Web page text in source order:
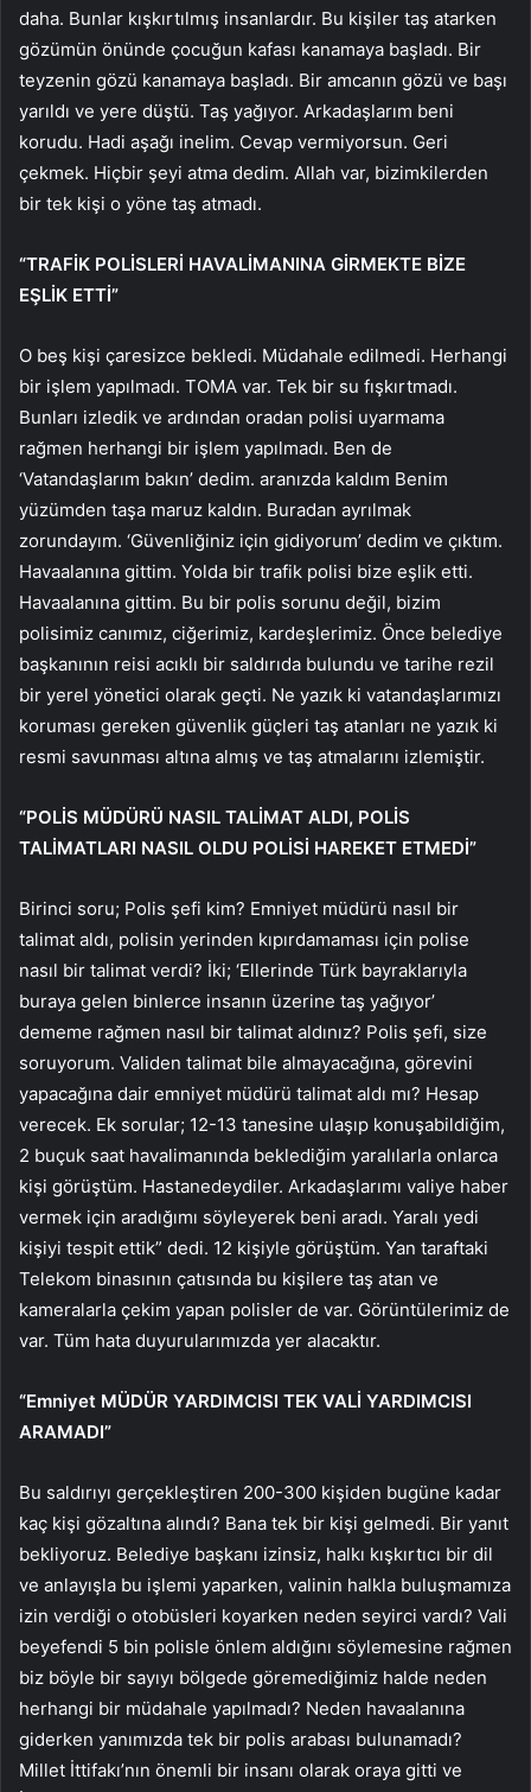
daha. Bunlar kışkırtılmış insanlardır. Bu kişiler taş atarken
gözümün önünde çocuğun kafası kanamaya başladı. Bir
teyzenin gözü kanamaya başladı. Bir amcanın gözü ve başı
yarıldı ve yere düştü. Taş yağıyor. Arkadaşlarım beni
korudu. Hadi aşağı inelim. Cevap vermiyorsun. Geri
çekmek. Hiçbir şeyi atma dedim. Allah var, bizimkilerden
bir tek kişi o yöne taş atmadı.
“TRAFİK POLİSLERİ HAVALİMANINA GİRMEKTE BİZE
EŞLİK ETTİ”
O beş kişi çaresizce bekledi. Müdahale edilmedi. Herhangi
bir işlem yapılmadı. TOMA var. Tek bir su fışkırtmadı.
Bunları izledik ve ardından oradan polisi uyarmama
rağmen herhangi bir işlem yapılmadı. Ben de
‘Vatandaşlarım bakın’ dedim. aranızda kaldım Benim
yüzümden taşa maruz kaldın. Buradan ayrılmak
zorundayım. ‘Güvenliğiniz için gidiyorum’ dedim ve çıktım.
Havaalanına gittim. Yolda bir trafik polisi bize eşlik etti.
Havaalanına gittim. Bu bir polis sorunu değil, bizim
polisimiz canımız, ciğerimiz, kardeşlerimiz. Önce belediye
başkanının reisi acıklı bir saldırıda bulundu ve tarihe rezil
bir yerel yönetici olarak geçti. Ne yazık ki vatandaşlarımızı
koruması gereken güvenlik güçleri taş atanları ne yazık ki
resmi savunması altına almış ve taş atmalarını izlemiştir.
“POLİS MÜDÜRÜ NASIL TALİMAT ALDI, POLİS
TALİMATLARI NASIL OLDU POLİSİ HAREKET ETMEDİ”
Birinci soru; Polis şefi kim? Emniyet müdürü nasıl bir
talimat aldı, polisin yerinden kıpırdamaması için polise
nasıl bir talimat verdi? İki; ‘Ellerinde Türk bayraklarıyla
buraya gelen binlerce insanın üzerine taş yağıyor’
dememe rağmen nasıl bir talimat aldınız? Polis şefi, size
soruyorum. Validen talimat bile almayacağına, görevini
yapacağına dair emniyet müdürü talimat aldı mı? Hesap
verecek. Ek sorular; 12-13 tanesine ulaşıp konuşabildiğim,
2 buçuk saat havalimanında beklediğim yaralılarla onlarca
kişi görüştüm. Hastanedeydiler. Arkadaşlarımı valiye haber
vermek için aradığımı söyleyerek beni aradı. Yaralı yedi
kişiyi tespit ettik” dedi. 12 kişiyle görüştüm. Yan taraftaki
Telekom binasının çatısında bu kişilere taş atan ve
kameralarla çekim yapan polisler de var. Görüntülerimiz de
var. Tüm hata duyurularımızda yer alacaktır.
“Emniyet MÜDÜR YARDIMCISI TEK VALİ YARDIMCISI
ARAMADI”
Bu saldırıyı gerçekleştiren 200-300 kişiden bugüne kadar
kaç kişi gözaltına alındı? Bana tek bir kişi gelmedi. Bir yanıt
bekliyoruz. Belediye başkanı izinsiz, halkı kışkırtıcı bir dil
ve anlayışla bu işlemi yaparken, valinin halkla buluşmamıza
izin verdiği o otobüsleri koyarken neden seyirci vardı? Vali
beyefendi 5 bin polisle önlem aldığını söylemesine rağmen
biz böyle bir sayıyı bölgede göremediğimiz halde neden
herhangi bir müdahale yapılmadı? Neden havaalanına
giderken yanımızda tek bir polis arabası bulunamadı?
Millet İttifakı’nın önemli bir insanı olarak oraya gitti ve